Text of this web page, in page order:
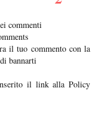
commenti
il tuo commento con la
bannarti
il link alla Policy